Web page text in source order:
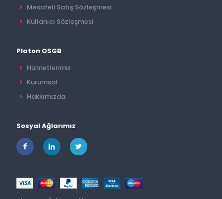
Mesafeli Satış Sözleşmesi
Kullanıcı Sözleşmesi
Platon OSGB
Hizmetlerimiz
Kurumsal
Hakkımızda
Sosyal Ağlarımız